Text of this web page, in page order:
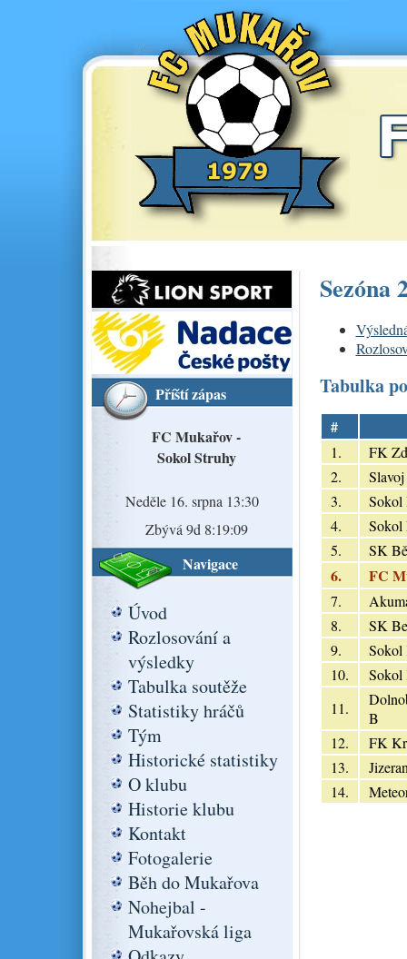
Příští zápas
FC Mukařov -
Sokol Struhy
Neděle 16. srpna 13:30
Zbývá 9d 8:19:08
Navigace
Úvod
Rozlosování a
výsledky
Tabulka soutěže
Statistiky hráčů
Tým
Historické statistiky
O klubu
Historie klubu
Kontakt
Fotogalerie
Běh do Mukařova
Nohejbal -
Mukařovská liga
Sezóna
Tabulka
#
1.
FK
2.
3.
Sokol
4.
Sokol
5.
SK
6. FC
7.
8.
SK
9.
Sokol
10.
Sokol
11.
B
12.
FK
13.
14.